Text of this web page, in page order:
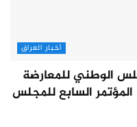
أخبار العراق
الوطني للمعارضة
السابع للمجلس